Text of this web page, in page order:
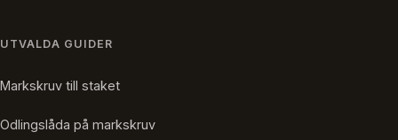
UTVALDA GUIDER
Markskruv till staket
Odlingslåda på markskruv